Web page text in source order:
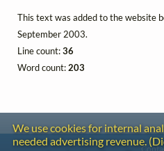
This text was added to the website
September 2003.
Line count:36
Word count:203
We use cookies for internal
needed advertising revenue.